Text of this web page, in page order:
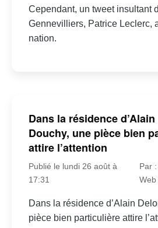
Cependant, un tweet insultant
Gennevilliers, Patrice Leclerc,
nation.
Dans la résidence
Douchy, une pièce bien
attire l’attention
Publié le lundi 26 août à
17:31
Par
Web
Dans la résidence d’Alain
pièce bien particulière attire